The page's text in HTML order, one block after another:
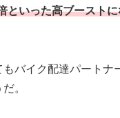
といった高ブースト
もバイク配達パートナ
。